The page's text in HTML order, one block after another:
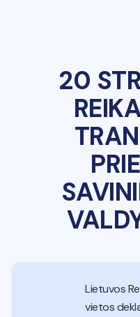
20
Lietuvos
vietos